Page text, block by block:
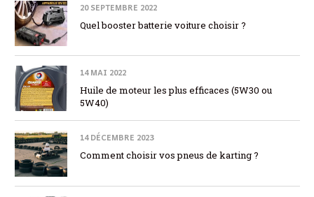
20 SEPTEMBRE 2022
Quel booster batterie voiture choisir ?
14 MAI 2022
Huile de moteur les plus efficaces (5W30 ou
5W40)
14 DÉCEMBRE 2023
Comment choisir vos pneus de karting ?